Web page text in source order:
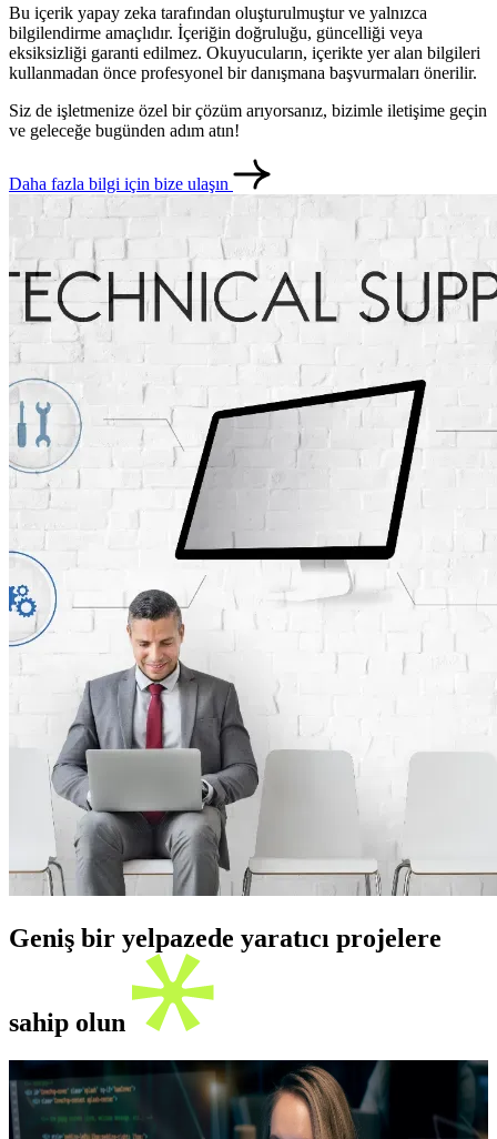
Bu içerik yapay zeka tarafından oluşturulmuştur ve yalnızca
bilgilendirme amaçlıdır. İçeriğin doğruluğu, güncelliği veya
eksiksizliği garanti edilmez. Okuyucuların, içerikte yer alan bilgileri
kullanmadan önce profesyonel bir danışmana başvurmaları önerilir.
Siz de işletmenize özel bir çözüm arıyorsanız, bizimle iletişime geçin
ve geleceğe bugünden adım atın!
Daha fazla bilgi için bize ulaşın
Geniş bir yelpazede yaratıcı projelere
sahip olun